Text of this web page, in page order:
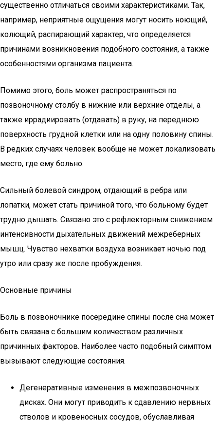
существенно отличаться своими характеристиками. Так,
например, неприятные ощущения могут носить ноющий,
колющий, распирающий характер, что определяется
причинами возникновения подобного состояния, а также
особенностями организма пациента.
Помимо этого, боль может распространяться по
позвоночному столбу в нижние или верхние отделы, а
также иррадиировать (отдавать) в руку, на переднюю
поверхность грудной клетки или на одну половину спины.
В редких случаях человек вообще не может локализовать
место, где ему больно.
Сильный болевой синдром, отдающий в ребра или
лопатки, может стать причиной того, что больному будет
трудно дышать. Связано это с рефлекторным снижением
интенсивности дыхательных движений межреберных
мышц. Чувство нехватки воздуха возникает ночью под
утро или сразу же после пробуждения.
Основные причины
Боль в позвоночнике посередине спины после сна может
быть связана с большим количеством различных
причинных факторов. Наиболее часто подобный симптом
вызывают следующие состояния.
Дегенеративные изменения в межпозвоночных
дисках. Они могут приводить к сдавлению нервных
стволов и кровеносных сосудов, обуславливая